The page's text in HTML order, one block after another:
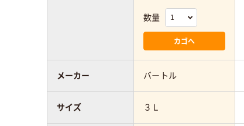
数量
カゴへ
バートル
３Ｌ
メーカー
サイズ